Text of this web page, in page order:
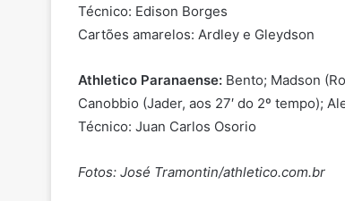
Técnico: Edison Borges
Cartões amarelos: Ardley e Gleydson
Athletico Paranaense: Bento; Madson
Canobbio (Jader, aos 27′ do 2º tempo);
Técnico: Juan Carlos Osorio
Fotos: José Tramontin/athletico.com.br